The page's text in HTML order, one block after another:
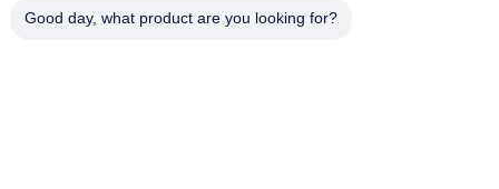
アドレス
Good day, what product are you looking for?